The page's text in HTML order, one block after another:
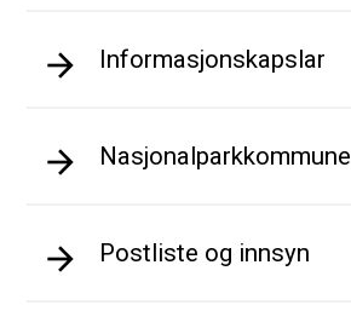
Informasjonskapslar
Nasjonalparkkommune
Postliste og innsyn